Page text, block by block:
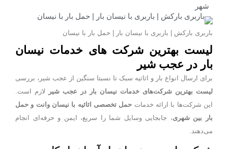
باربری بارکش | باربری با نیسان بار | حمل بار با نیسان
لیست بهترین شرکت های خدمات نیسان
بار در عجب شیر
برای ارسال انواع بار و اثاثیه سبک تا نسبتا سنگین ازعجب شیر، بررسی
لیست بهترین شرکت‌های خدمات نیسان بار در عجب شیر لازم است.
این شرکت‌ها با ارائه خدماتحمل تخصصی اثاثیه با نیسان وانت و حمل
بار بین شهری، جابجایی وسایل شما را سریع، ایمن و حرفه‌ای انجام
می‌دهند.